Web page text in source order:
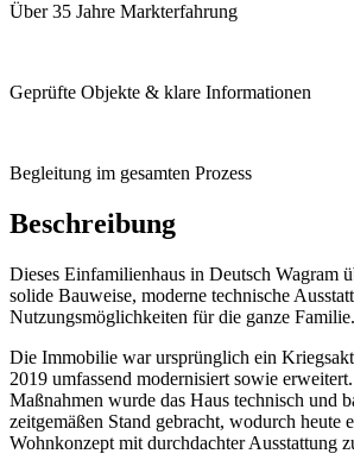
Über 35 Jahre Markterfahrung
Geprüfte Objekte & klare Informationen
Begleitung im gesamten Prozess
Beschreibung
Dieses Einfamilienhaus in Deutsch Wagram
solide Bauweise, moderne technische
Nutzungsmöglichkeiten für die ganze Familie.
Die Immobilie war ursprünglich ein
2019 umfassend modernisiert sowie
Maßnahmen wurde das Haus technisch und
zeitgemäßen Stand gebracht, wodurch heute
Wohnkonzept mit durchdachter Ausstattung